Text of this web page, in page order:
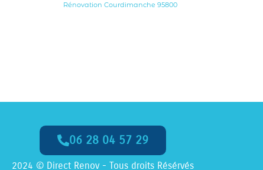
Rénovation Courdimanche 95800
06 28 04 57 29
2024 © Direct Renov - Tous droits Résérvés